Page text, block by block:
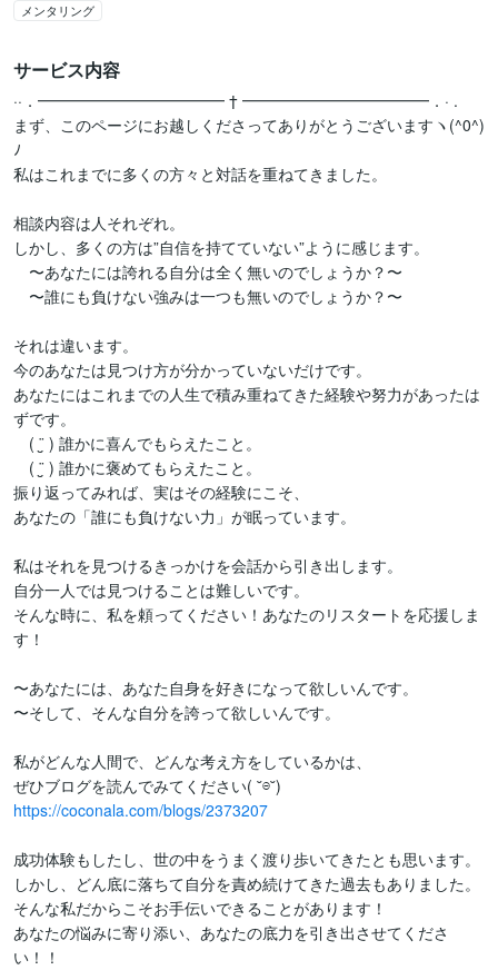
メンタリング
サービス内容
··．━━━━━━━━━━━━ † ━━━━━━━━━━━━．· .
まず、このページにお越しくださってありがとうございますヽ(^0^)
ﾉ
私はこれまでに多くの方々と対話を重ねてきました。
相談内容は人それぞれ。
しかし、多くの方は”自信を持てていない”ように感じます。
〜あなたには誇れる自分は全く無いのでしょうか？〜
〜誰にも負けない強みは一つも無いのでしょうか？〜
それは違います。
今のあなたは見つけ方が分かっていないだけです。
あなたにはこれまでの人生で積み重ねてきた経験や努力があったは
ずです。
( ¨̮ ) 誰かに喜んでもらえたこと。
( ¨̮ ) 誰かに褒めてもらえたこと。
振り返ってみれば、実はその経験にこそ、
あなたの「誰にも負けない力」が眠っています。
私はそれを見つけるきっかけを会話から引き出します。
自分一人では見つけることは難しいです。
そんな時に、私を頼ってください！あなたのリスタートを応援しま
す！
〜あなたには、あなた自身を好きになって欲しいんです。
〜そして、そんな自分を誇って欲しいんです。
私がどんな人間で、どんな考え方をしているかは、
https://coconala.com/blogs/2373207
成功体験もしたし、世の中をうまく渡り歩いてきたとも思います。
しかし、どん底に落ちて自分を責め続けてきた過去もありました。
そんな私だからこそお手伝いできることがあります！
あなたの悩みに寄り添い、あなたの底力を引き出させてくださ
い！！